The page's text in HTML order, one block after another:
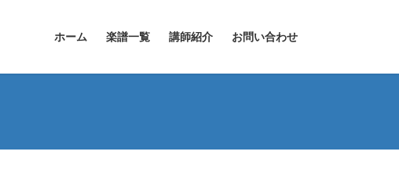
ホーム 楽譜一覧 講師紹介 お問い合わせ